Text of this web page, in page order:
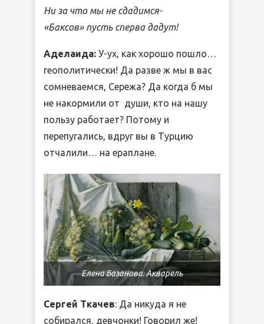
Ни за что мы не сдадимся-
«Баксов» пусть сперва дадут!
Аделаида: У-ух, как хорошо пошло…
геополитически! Да разве ж мы в вас
сомневаемся, Сережа? Да когда б мы
не накормили от души, кто на нашу
пользу работает? Потому и
перепугались, вдруг вы в Турцию
отчалили… на ераплане.
Елена Базанова. Акварель
Сергей Ткачев: Да никуда я не
собирался, девчонки! Говорил же!